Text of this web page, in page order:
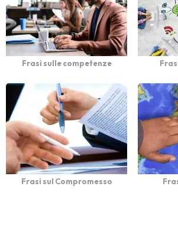
Frasi sulle competenze
Frasi sul Compromesso